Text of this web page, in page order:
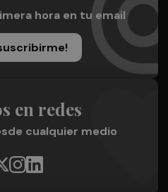
hora en tu email
en redes
cualquier medio